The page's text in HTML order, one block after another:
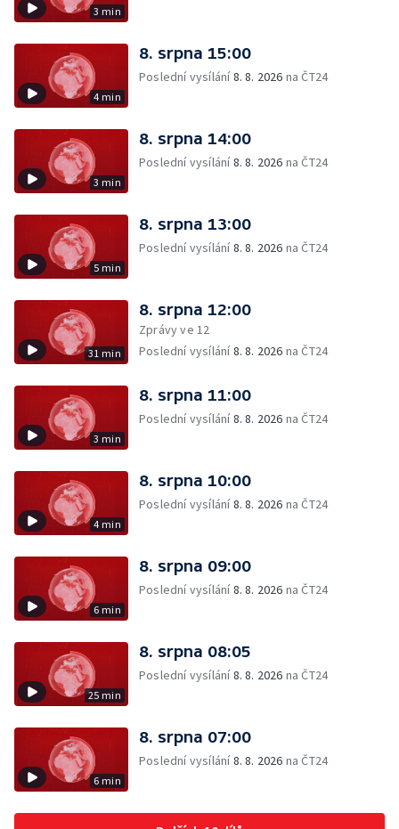
3 min
4 min
8. srpna 15:00
Poslední vysílání8. 8. 2026 na ČT24
3 min
8. srpna 14:00
Poslední vysílání8. 8. 2026 na ČT24
5 min
8. srpna 13:00
Poslední vysílání8. 8. 2026 na ČT24
31 min
8. srpna 12:00
Zprávy ve 12
Poslední vysílání8. 8. 2026 na ČT24
3 min
8. srpna 11:00
Poslední vysílání8. 8. 2026 na ČT24
4 min
8. srpna 10:00
Poslední vysílání8. 8. 2026 na ČT24
6 min
8. srpna 09:00
Poslední vysílání8. 8. 2026 na ČT24
25 min
8. srpna 08:05
Poslední vysílání8. 8. 2026 na ČT24
6 min
8. srpna 07:00
Poslední vysílání8. 8. 2026 na ČT24